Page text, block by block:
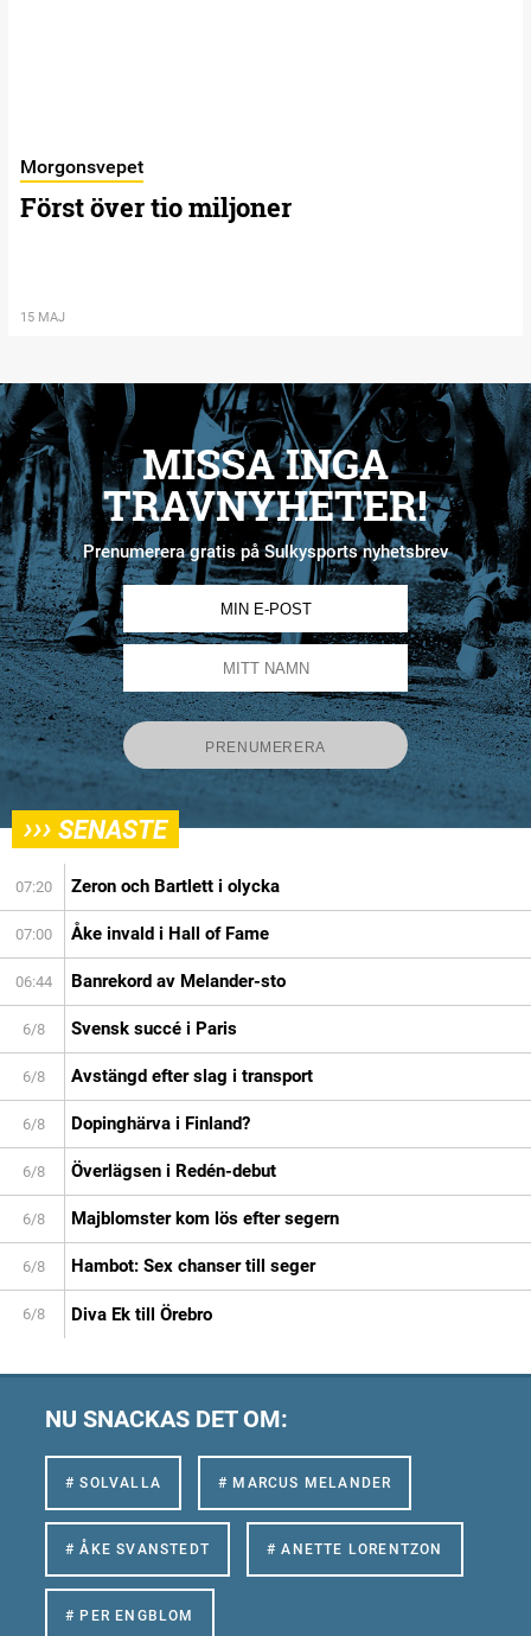
Morgonsvepet
Först över tio miljoner
15 MAJ
MISSA INGA
TRAVNYHETER!
Prenumerera gratis på Sulkysports nyhetsbrev
››› SENASTE
07:20 Zeron och Bartlett i olycka
07:00 Åke invald i Hall of Fame
06:44 Banrekord av Melander-sto
6/8 Svensk succé i Paris
6/8 Avstängd efter slag i transport
6/8 Dopinghärva i Finland?
6/8 Överlägsen i Redén-debut
6/8 Majblomster kom lös efter segern
6/8 Hambot: Sex chanser till seger
6/8 Diva Ek till Örebro
NU SNACKAS DET OM:
# SOLVALLA # MARCUS MELANDER
# ÅKE SVANSTEDT # ANETTE LORENTZON
# PER ENGBLOM